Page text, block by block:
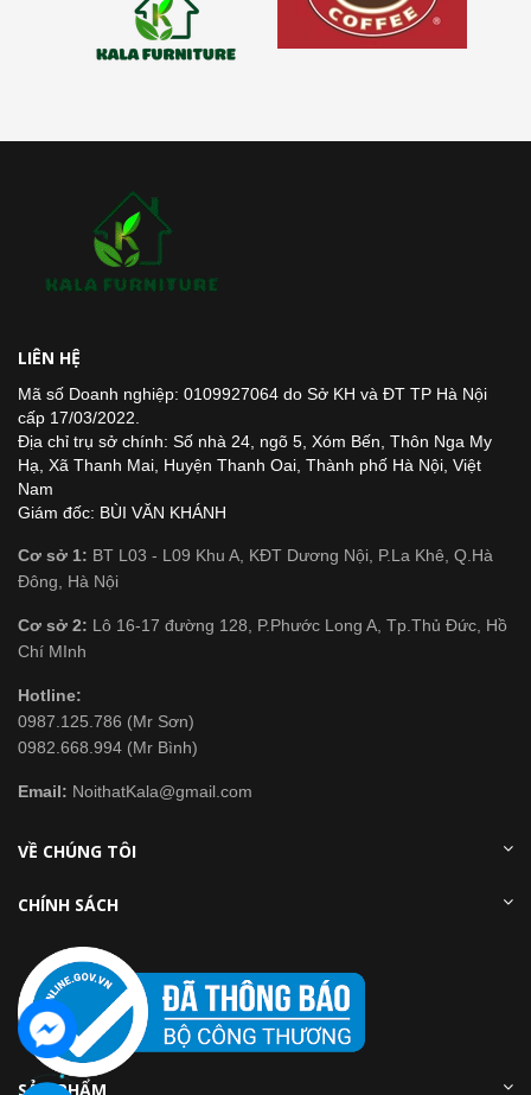
LIÊN HỆ
Mã số Doanh nghiệp: 0109927064 do Sở KH và ĐT TP Hà Nội
cấp 17/03/2022.
Địa chỉ trụ sở chính: Số nhà 24, ngõ 5, Xóm Bến, Thôn Nga My
Hạ, Xã Thanh Mai, Huyện Thanh Oai, Thành phố Hà Nội, Việt
Nam
Giám đốc: BÙI VĂN KHÁNH
Cơ sở 1: BT L03 - L09 Khu A, KĐT Dương Nội, P.La Khê, Q.Hà
Đông, Hà Nội
Cơ sở 2: Lô 16-17 đường 128, P.Phước Long A, Tp.Thủ Đức, Hồ
Chí MInh
Hotline:
0987.125.786 (Mr Sơn)
0982.668.994 (Mr Bình)
Email: NoithatKala@gmail.com
VỀ CHÚNG TÔI
CHÍNH SÁCH
SẢN PHẨM